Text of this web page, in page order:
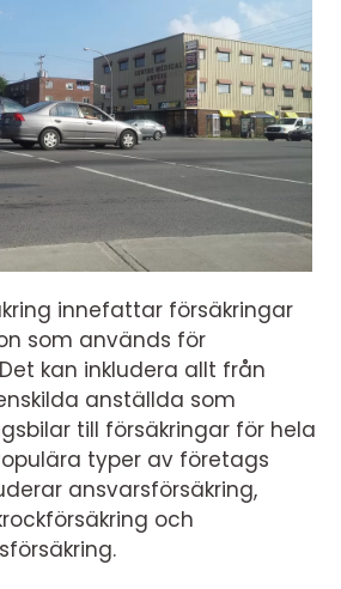
innefattar försäkringar
som används för
kan inkludera allt från
anställda som
till försäkringar för hela
typer av företags
ansvarsförsäkring,
och